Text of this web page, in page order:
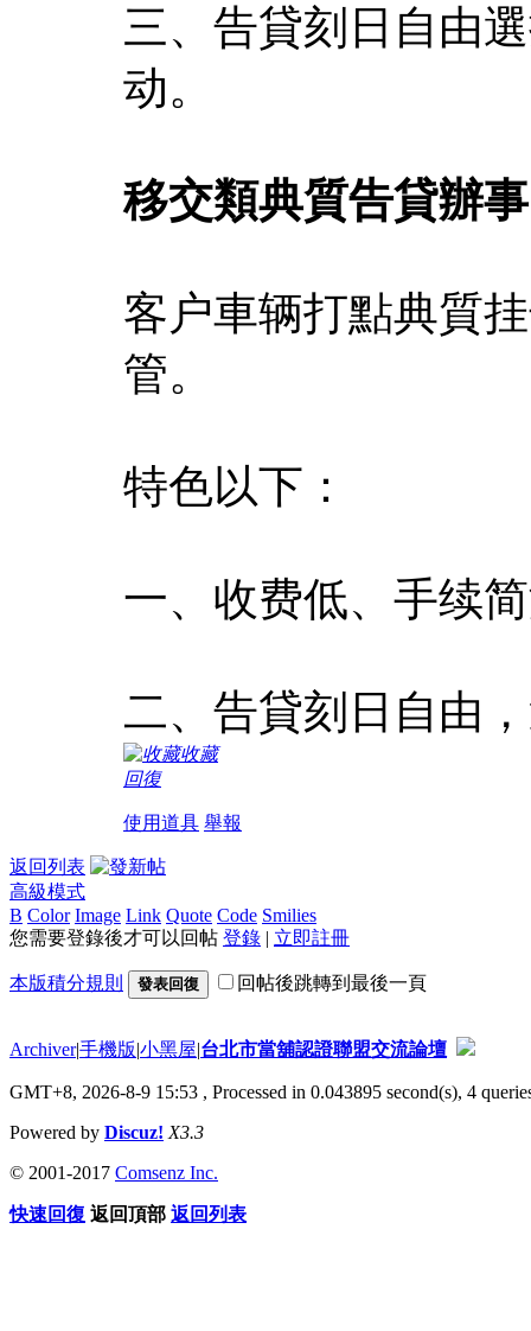
三、告貸刻日自由
动。
移交類典質告貸辦事
客户車辆打點典質
管。
特色以下：
一、收费低、手续
二、告貸刻日自由
收藏
回復
使用道具 舉報
返回列表
高級模式
B Color Image Link Quote Code Smilies
您需要登錄後才可以回帖 登錄 | 立即註冊
本版積分規則 發表回復 回帖後跳轉到最後一頁
Archiver|手機版|小黑屋|台北市當舖認證聯盟交流論壇
GMT+8, 2026-8-9 15:53 , Processed in 0.043895 second(s), 4
Powered by Discuz! X3.3
© 2001-2017 Comsenz Inc.
快速回復 返回頂部 返回列表